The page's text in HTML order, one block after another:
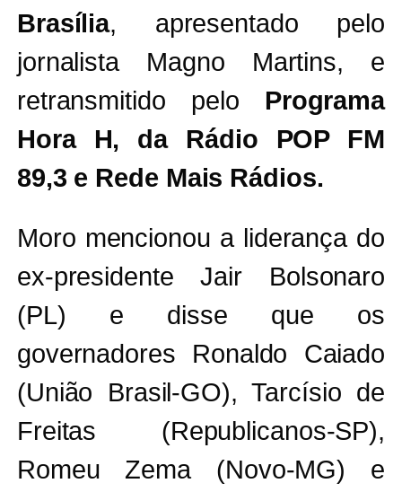
Brasília, apresentado pelo
jornalista Magno Martins, e
retransmitido pelo Programa
Hora H, da Rádio POP FM
89,3 e Rede Mais Rádios.
Moro mencionou a liderança do
ex-presidente Jair Bolsonaro
(PL) e disse que os
governadores Ronaldo Caiado
(União Brasil-GO), Tarcísio de
Freitas (Republicanos-SP),
Romeu Zema (Novo-MG) e